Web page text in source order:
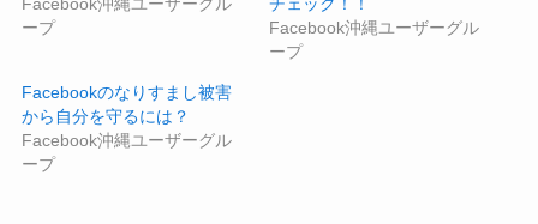
ープ
Facebook沖縄ユーザーグル
ープ
Facebookのなりすまし被害
から自分を守るには？
Facebook沖縄ユーザーグル
ープ